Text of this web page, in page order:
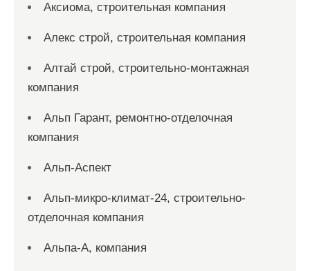
Аксиома, строительная компания
Алекс строй, строительная компания
Алтай строй, строительно-монтажная
компания
Альп Гарант, ремонтно-отделочная
компания
Альп-Аспект
Альп-микро-климат-24, строительно-
отделочная компания
Альпа-А, компания